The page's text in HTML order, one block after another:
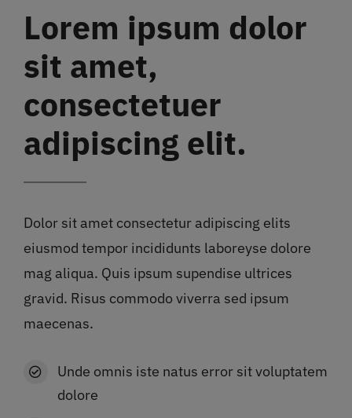
Lorem ipsum dolor
sit amet,
consectetuer
adipiscing elit.
Dolor sit amet consectetur adipiscing elits
eiusmod tempor incididunts laboreyse dolore
mag aliqua. Quis ipsum supendise ultrices
gravid. Risus commodo viverra sed ipsum
maecenas.
Unde omnis iste natus error sit voluptatem
dolore